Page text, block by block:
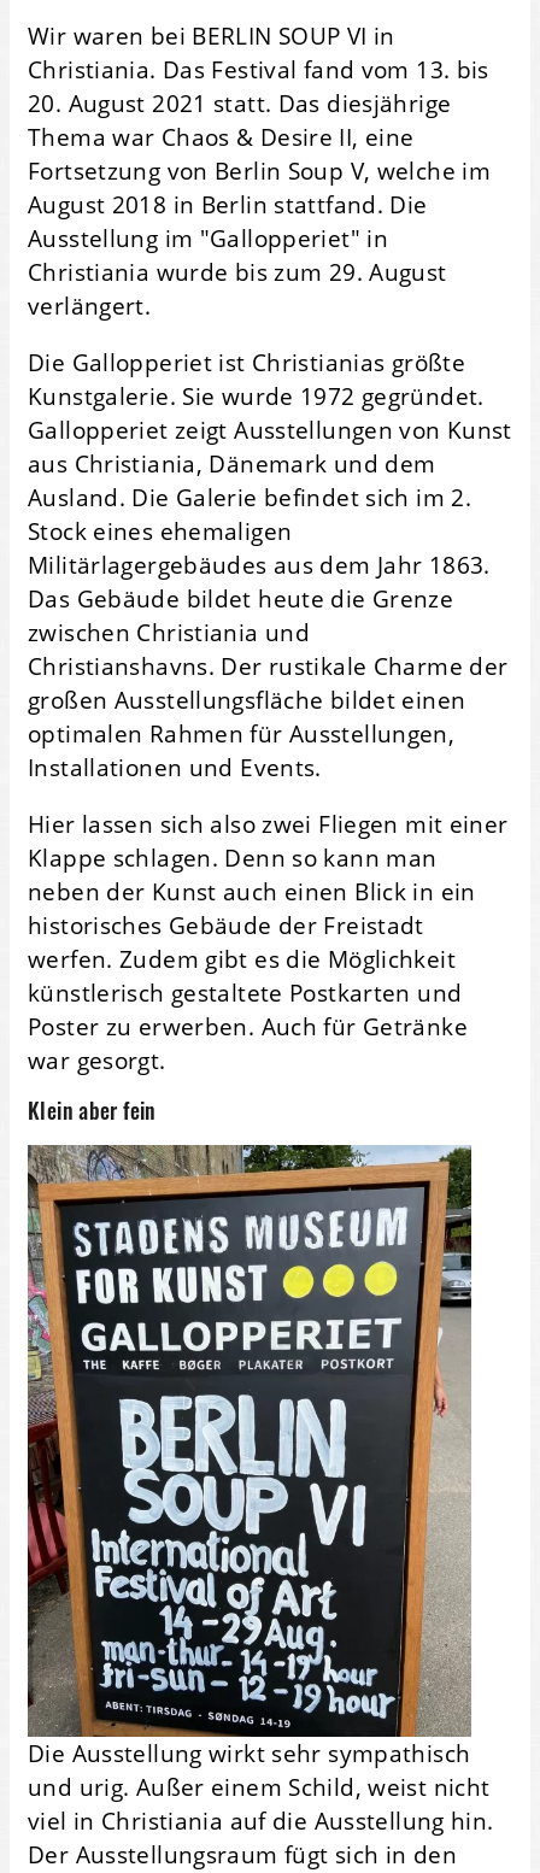
Wir waren bei BERLIN SOUP VI in
Christiania. Das Festival fand vom 13. bis
20. August 2021 statt. Das diesjährige
Thema war Chaos & Desire II, eine
Fortsetzung von Berlin Soup V, welche im
August 2018 in Berlin stattfand. Die
Ausstellung im "Gallopperiet" in
Christiania wurde bis zum 29. August
verlängert.
Die Gallopperiet ist Christianias größte
Kunstgalerie. Sie wurde 1972 gegründet.
Gallopperiet zeigt Ausstellungen von Kunst
aus Christiania, Dänemark und dem
Ausland. Die Galerie befindet sich im 2.
Stock eines ehemaligen
Militärlagergebäudes aus dem Jahr 1863.
Das Gebäude bildet heute die Grenze
zwischen Christiania und
Christianshavns. Der rustikale Charme der
großen Ausstellungsfläche bildet einen
optimalen Rahmen für Ausstellungen,
Installationen und Events.
Hier lassen sich also zwei Fliegen mit einer
Klappe schlagen. Denn so kann man
neben der Kunst auch einen Blick in ein
historisches Gebäude der Freistadt
werfen. Zudem gibt es die Möglichkeit
künstlerisch gestaltete Postkarten und
Poster zu erwerben. Auch für Getränke
war gesorgt.
Klein aber fein
Die Ausstellung wirkt sehr sympathisch
und urig. Außer einem Schild, weist nicht
viel in Christiania auf die Ausstellung hin.
Der Ausstellungsraum fügt sich in den